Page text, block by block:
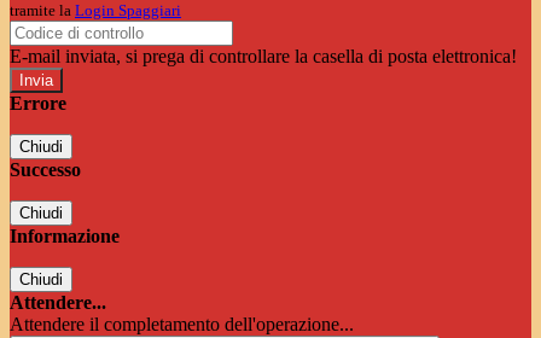
tramite la Login Spaggiari
E-mail inviata, si prega di controllare la casella di posta elettronica!
Errore
Chiudi
Successo
Chiudi
Informazione
Chiudi
Attendere...
Attendere il completamento dell'operazione...